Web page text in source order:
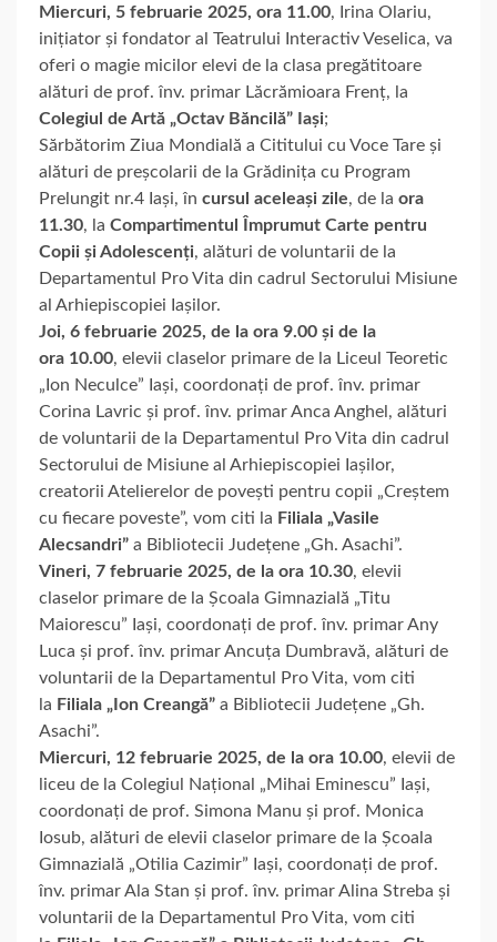
Miercuri, 5 februarie 2025, ora 11.00, Irina Olariu,
inițiator și fondator al Teatrului Interactiv Veselica, va
oferi o magie micilor elevi de la clasa pregătitoare
alături de prof. înv. primar Lăcrămioara Frenț, la
Colegiul de Artă „Octav Băncilă” Iași;
Sărbătorim Ziua Mondială a Cititului cu Voce Tare și
alături de preșcolarii de la Grădinița cu Program
Prelungit nr.4 Iași, în cursul aceleași zile, de la ora
11.30, la Compartimentul Împrumut Carte pentru
Copii și Adolescenți, alături de voluntarii de la
Departamentul Pro Vita din cadrul Sectorului Misiune
al Arhiepiscopiei Iașilor.
Joi, 6 februarie 2025, de la ora 9.00 și de la
ora 10.00, elevii claselor primare de la Liceul Teoretic
„Ion Neculce” Iași, coordonați de prof. înv. primar
Corina Lavric și prof. înv. primar Anca Anghel, alături
de voluntarii de la Departamentul Pro Vita din cadrul
Sectorului de Misiune al Arhiepiscopiei Iașilor,
creatorii Atelierelor de povești pentru copii „Creștem
cu fiecare poveste”, vom citi la Filiala „Vasile
Alecsandri” a Bibliotecii Județene „Gh. Asachi”.
Vineri, 7 februarie 2025, de la ora 10.30, elevii
claselor primare de la Școala Gimnazială „Titu
Maiorescu” Iași, coordonați de prof. înv. primar Any
Luca și prof. înv. primar Ancuța Dumbravă, alături de
voluntarii de la Departamentul Pro Vita, vom citi
la Filiala „Ion Creangă” a Bibliotecii Județene „Gh.
Asachi”.
Miercuri, 12 februarie 2025, de la ora 10.00, elevii de
liceu de la Colegiul Național „Mihai Eminescu” Iași,
coordonați de prof. Simona Manu și prof. Monica
Iosub, alături de elevii claselor primare de la Școala
Gimnazială „Otilia Cazimir” Iași, coordonați de prof.
înv. primar Ala Stan și prof. înv. primar Alina Streba și
voluntarii de la Departamentul Pro Vita, vom citi